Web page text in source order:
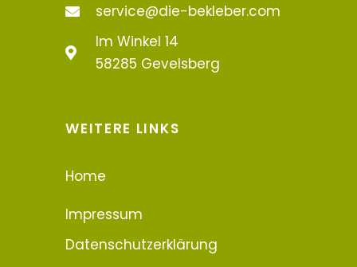
service@die-bekleber.com
Im Winkel 14
58285 Gevelsberg
WEITERE LINKS
Home
Impressum
Datenschutzerklärung